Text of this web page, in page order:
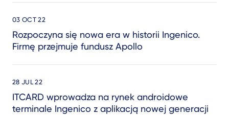
03 OCT 22
Rozpoczyna się nowa era w historii Ingenico.
Firmę przejmuje fundusz Apollo
28 JUL 22
ITCARD wprowadza na rynek androidowe
terminale Ingenico z aplikacją nowej generacji